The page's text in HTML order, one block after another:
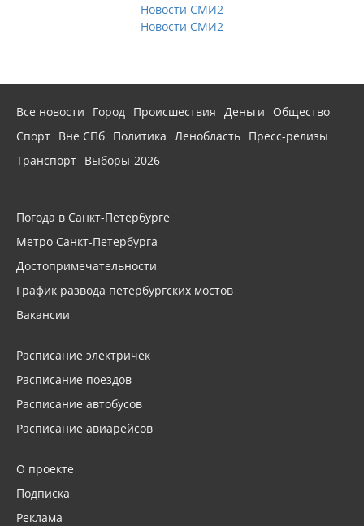
Новости СМИ2
Новости СМИ2
Все новости Город Происшествия Деньги
Общество
Спорт Вне СПб Политика Ленобласть Пресс-релизы
Транспорт Выборы-2026
Погода в Санкт-Петербурге
Метро Санкт-Петербурга
Достопримечательности
График развода петербургских мостов
Вакансии
Расписание электричек
Расписание поездов
Расписание автобусов
Расписание авиарейсов
О проекте
Подписка
Реклама